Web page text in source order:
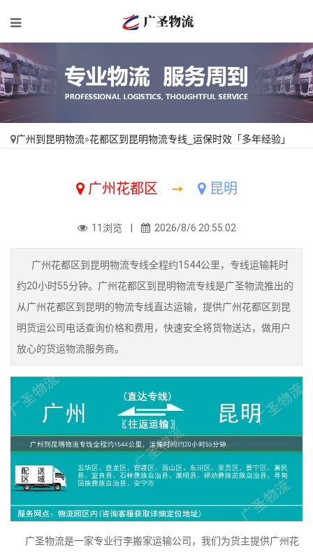
广州到昆明物流»花都区到昆明物流专线_运保时效「多年经验」
广州花都区 ➙ 昆明
11浏览 | 2026/8/6 20:55:02
广州花都区到昆明物流专线全程约1544公里，专线运输耗时
约20小时55分钟。广州花都区到昆明物流专线是广圣物流推出的
从广州花都区到昆明的物流专线直达运输，提供广州花都区到昆
明货运公司电话查询价格和费用，快速安全将货物送达，做用户
放心的货运物流服务商。
广圣物流是一家专业行李搬家运输公司，我们为货主提供广州花